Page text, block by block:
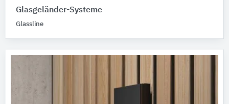
Glasgeländer-Systeme
Glassline